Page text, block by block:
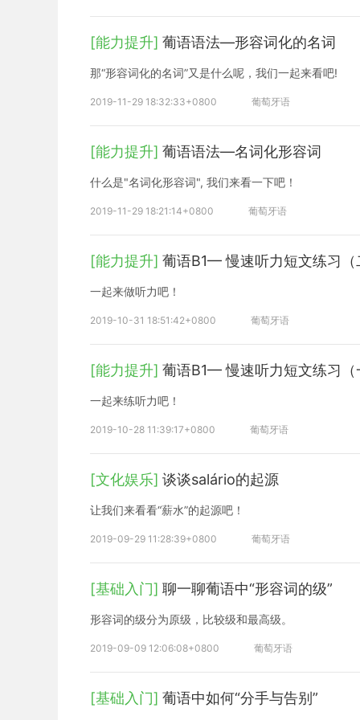
[能力提升] 葡语语法—形容词化的名词
那“形容词化的名词”又是什么呢，我们一起来看吧!
2019-11-29 18:32:33+0800 葡萄牙语
[能力提升] 葡语语法—名词化形容词
什么是"名词化形容词", 我们来看一下吧！
2019-11-29 18:21:14+0800 葡萄牙语
[能力提升] 葡语B1— 慢速听力短文练习（
一起来做听力吧！
2019-10-31 18:51:42+0800 葡萄牙语
[能力提升] 葡语B1— 慢速听力短文练习（
一起来练听力吧！
2019-10-28 11:39:17+0800 葡萄牙语
[文化娱乐] 谈谈salário的起源
让我们来看看“薪水”的起源吧！
2019-09-29 11:28:39+0800 葡萄牙语
[基础入门] 聊一聊葡语中“形容词的级”
形容词的级分为原级，比较级和最高级。
2019-09-09 12:06:08+0800 葡萄牙语
[基础入门] 葡语中如何“分手与告别”